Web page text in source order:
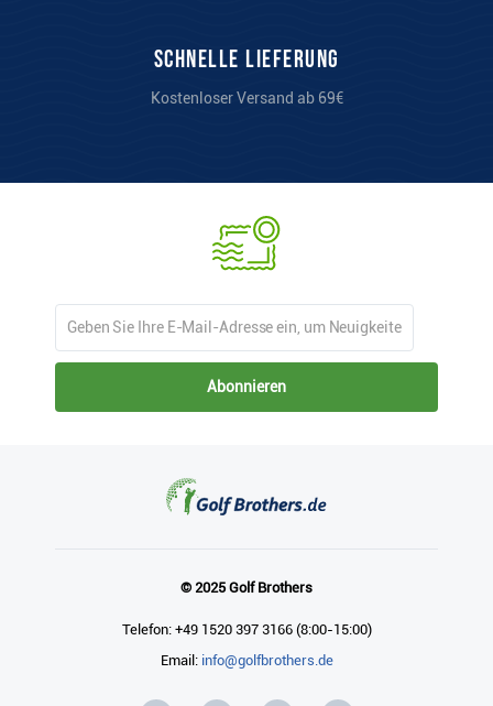
Schnelle Lieferung
Kostenloser Versand ab 69€
Abonnieren
© 2025 Golf Brothers
Telefon: +49 1520 397 3166 (8:00-15:00)
Email: info@golfbrothers.de